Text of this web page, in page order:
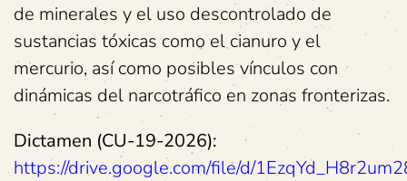
de minerales y el uso descontrolado de
sustancias tóxicas como el cianuro y el
mercurio, así como posibles vínculos con
dinámicas del narcotráfico en zonas fronterizas.
Dictamen (CU-19-2026):
https://drive.google.com/file/d/